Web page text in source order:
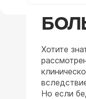
Хотите
Но если